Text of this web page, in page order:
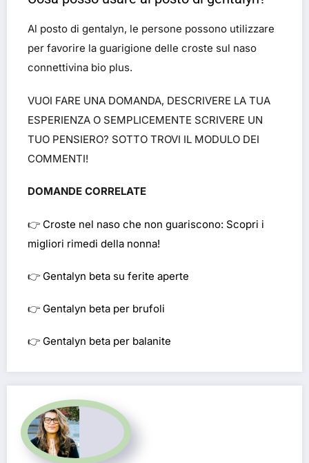
Al posto di gentalyn, le persone possono utilizzare
per favorire la guarigione delle croste sul naso
connettivina bio plus.
VUOI FARE UNA DOMANDA, DESCRIVERE LA TUA
ESPERIENZA O SEMPLICEMENTE SCRIVERE UN
TUO PENSIERO? SOTTO TROVI IL MODULO DEI
COMMENTI!
DOMANDE CORRELATE
👉 Croste nel naso che non guariscono: Scopri i
migliori rimedi della nonna!
👉 Gentalyn beta su ferite aperte
👉 Gentalyn beta per brufoli
👉 Gentalyn beta per balanite